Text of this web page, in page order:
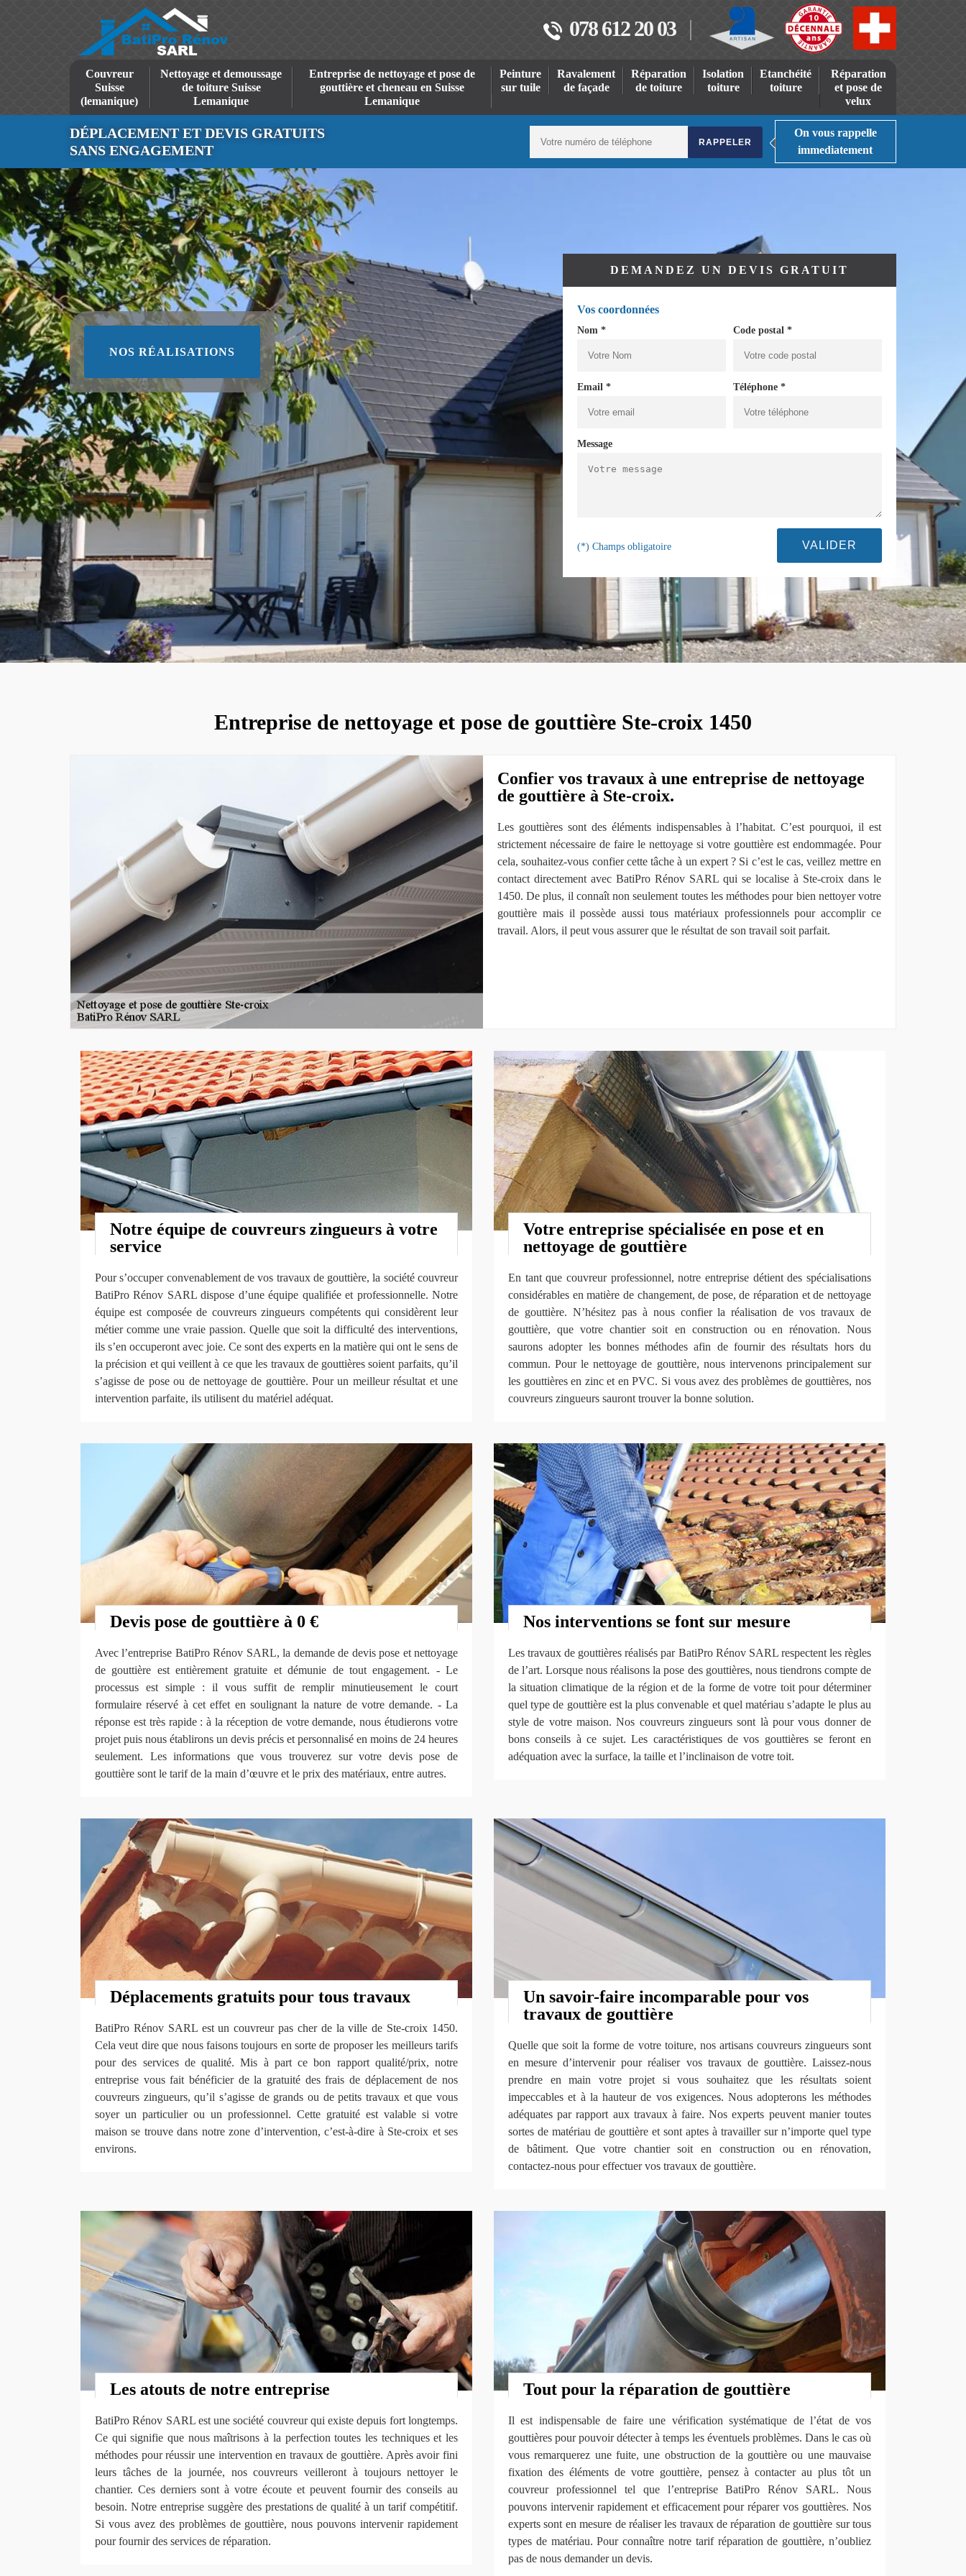
078 612 20 03
Couvreur
Suisse
(lemanique)
Nettoyage et demoussage
de toiture Suisse
Lemanique
Entreprise de nettoyage et pose de
gouttière et cheneau en Suisse
Lemanique
Peinture
sur tuile
Ravalement
de façade
Réparation
de toiture
Isolation
toiture
Etanchéité
toiture
Réparation
et pose de
velux
DÉPLACEMENT ET DEVIS GRATUITS
SANS ENGAGEMENT
On vous rappelle
immediatement
NOS RÉALISATIONS
DEMANDEZ UN DEVIS GRATUIT
Vos coordonnées
Nom * Code postal *
Email * Téléphone *
Message
(*) Champs obligatoire
Entreprise de nettoyage et pose de gouttière Ste-croix 1450
Confier vos travaux à une entreprise de nettoyage
de gouttière à Ste-croix.
Les gouttières sont des éléments indispensables à l’habitat. C’est pourquoi, il est
strictement nécessaire de faire le nettoyage si votre gouttière est endommagée. Pour
cela, souhaitez-vous confier cette tâche à un expert ? Si c’est le cas, veillez mettre en
contact directement avec BatiPro Rénov SARL qui se localise à Ste-croix dans le
1450. De plus, il connaît non seulement toutes les méthodes pour bien nettoyer votre
gouttière mais il possède aussi tous matériaux professionnels pour accomplir ce
travail. Alors, il peut vous assurer que le résultat de son travail soit parfait.
Notre équipe de couvreurs zingueurs à votre
service
Pour s’occuper convenablement de vos travaux de gouttière, la société couvreur
BatiPro Rénov SARL dispose d’une équipe qualifiée et professionnelle. Notre
équipe est composée de couvreurs zingueurs compétents qui considèrent leur
métier comme une vraie passion. Quelle que soit la difficulté des interventions,
ils s’en occuperont avec joie. Ce sont des experts en la matière qui ont le sens de
la précision et qui veillent à ce que les travaux de gouttières soient parfaits, qu’il
s’agisse de pose ou de nettoyage de gouttière. Pour un meilleur résultat et une
intervention parfaite, ils utilisent du matériel adéquat.
Votre entreprise spécialisée en pose et en
nettoyage de gouttière
En tant que couvreur professionnel, notre entreprise détient des spécialisations
considérables en matière de changement, de pose, de réparation et de nettoyage
de gouttière. N’hésitez pas à nous confier la réalisation de vos travaux de
gouttière, que votre chantier soit en construction ou en rénovation. Nous
saurons adopter les bonnes méthodes afin de fournir des résultats hors du
commun. Pour le nettoyage de gouttière, nous intervenons principalement sur
les gouttières en zinc et en PVC. Si vous avez des problèmes de gouttières, nos
couvreurs zingueurs sauront trouver la bonne solution.
Devis pose de gouttière à 0 €
Avec l’entreprise BatiPro Rénov SARL, la demande de devis pose et nettoyage
de gouttière est entièrement gratuite et démunie de tout engagement. - Le
processus est simple : il vous suffit de remplir minutieusement le court
formulaire réservé à cet effet en soulignant la nature de votre demande. - La
réponse est très rapide : à la réception de votre demande, nous étudierons votre
projet puis nous établirons un devis précis et personnalisé en moins de 24 heures
seulement. Les informations que vous trouverez sur votre devis pose de
gouttière sont le tarif de la main d’œuvre et le prix des matériaux, entre autres.
Nos interventions se font sur mesure
Les travaux de gouttières réalisés par BatiPro Rénov SARL respectent les règles
de l’art. Lorsque nous réalisons la pose des gouttières, nous tiendrons compte de
la situation climatique de la région et de la forme de votre toit pour déterminer
quel type de gouttière est la plus convenable et quel matériau s’adapte le plus au
style de votre maison. Nos couvreurs zingueurs sont là pour vous donner de
bons conseils à ce sujet. Les caractéristiques de vos gouttières se feront en
adéquation avec la surface, la taille et l’inclinaison de votre toit.
Déplacements gratuits pour tous travaux
BatiPro Rénov SARL est un couvreur pas cher de la ville de Ste-croix 1450.
Cela veut dire que nous faisons toujours en sorte de proposer les meilleurs tarifs
pour des services de qualité. Mis à part ce bon rapport qualité/prix, notre
entreprise vous fait bénéficier de la gratuité des frais de déplacement de nos
couvreurs zingueurs, qu’il s’agisse de grands ou de petits travaux et que vous
soyer un particulier ou un professionnel. Cette gratuité est valable si votre
maison se trouve dans notre zone d’intervention, c’est-à-dire à Ste-croix et ses
environs.
Un savoir-faire incomparable pour vos
travaux de gouttière
Quelle que soit la forme de votre toiture, nos artisans couvreurs zingueurs sont
en mesure d’intervenir pour réaliser vos travaux de gouttière. Laissez-nous
prendre en main votre projet si vous souhaitez que les résultats soient
impeccables et à la hauteur de vos exigences. Nous adopterons les méthodes
adéquates par rapport aux travaux à faire. Nos experts peuvent manier toutes
sortes de matériau de gouttière et sont aptes à travailler sur n’importe quel type
de bâtiment. Que votre chantier soit en construction ou en rénovation,
contactez-nous pour effectuer vos travaux de gouttière.
Les atouts de notre entreprise
BatiPro Rénov SARL est une société couvreur qui existe depuis fort longtemps.
Ce qui signifie que nous maîtrisons à la perfection toutes les techniques et les
méthodes pour réussir une intervention en travaux de gouttière. Après avoir fini
leurs tâches de la journée, nos couvreurs veilleront à toujours nettoyer le
chantier. Ces derniers sont à votre écoute et peuvent fournir des conseils au
besoin. Notre entreprise suggère des prestations de qualité à un tarif compétitif.
Si vous avez des problèmes de gouttière, nous pouvons intervenir rapidement
pour fournir des services de réparation.
Tout pour la réparation de gouttière
Il est indispensable de faire une vérification systématique de l’état de vos
gouttières pour pouvoir détecter à temps les éventuels problèmes. Dans le cas où
vous remarquerez une fuite, une obstruction de la gouttière ou une mauvaise
fixation des éléments de votre gouttière, pensez à contacter au plus tôt un
couvreur professionnel tel que l’entreprise BatiPro Rénov SARL. Nous
pouvons intervenir rapidement et efficacement pour réparer vos gouttières. Nos
experts sont en mesure de réaliser les travaux de réparation de gouttière sur tous
types de matériau. Pour connaître notre tarif réparation de gouttière, n’oubliez
pas de nous demander un devis.